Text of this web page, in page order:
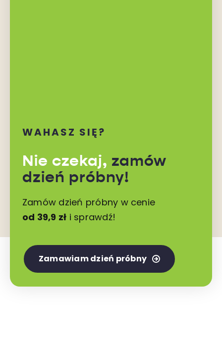
WAHASZ SIĘ?
Nie czekaj, zamów
dzień próbny!
Zamów dzień próbny w cenie
od 39,9 zł i sprawdź!
Zamawiam dzień próbny